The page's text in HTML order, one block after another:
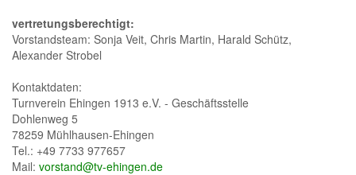
vertretungsberechtigt:
Vorstandsteam: Sonja Veit, Chris Martin, Harald Schütz,
Alexander Strobel
Kontaktdaten:
Turnverein Ehingen 1913 e.V. - Geschäftsstelle
Dohlenweg 5
78259 Mühlhausen-Ehingen
Tel.: +49 7733 977657
Mail: vorstand@tv-ehingen.de